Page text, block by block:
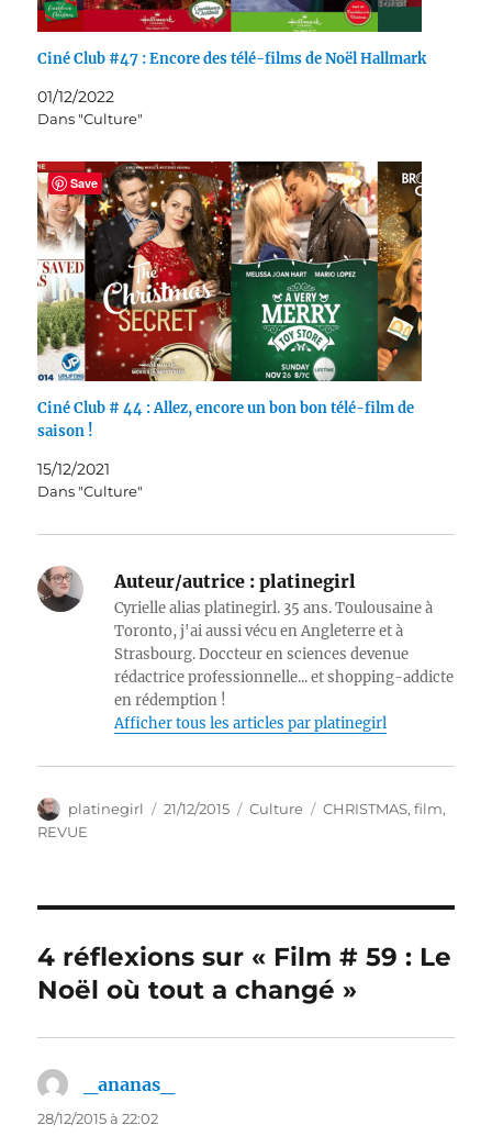
Ciné Club #47 : Encore des télé-films de Noël Hallmark
01/12/2022
Dans "Culture"
Ciné Club # 44 : Allez, encore un bon bon télé-film de
saison !
15/12/2021
Dans "Culture"
Auteur/autrice : platinegirl
Cyrielle alias platinegirl. 35 ans. Toulousaine à
Toronto, j'ai aussi vécu en Angleterre et à
Strasbourg. Doccteur en sciences devenue
rédactrice professionnelle... et shopping-addicte
en rédemption !
Afficher tous les articles par platinegirl
Auteur
platinegirl
Publié
21/12/2015 Catégories
Culture Étiquettes
CHRISTMAS,film,
REVUE
4 réflexions sur « Film # 59 : Le
Noël où tout a changé »
_ananas_
28/12/2015 à 22:02
Save